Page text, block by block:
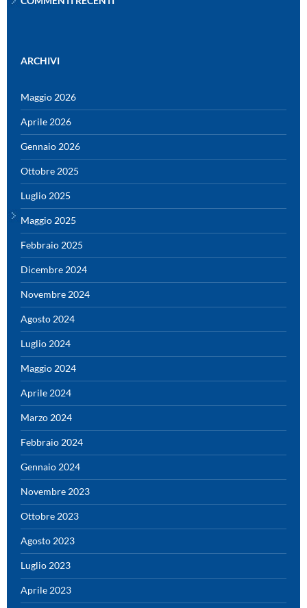
ARCHIVI
Maggio 2026
Aprile 2026
Gennaio 2026
Ottobre 2025
Luglio 2025
Maggio 2025
Febbraio 2025
Dicembre 2024
Novembre 2024
Agosto 2024
Luglio 2024
Maggio 2024
Aprile 2024
Marzo 2024
Febbraio 2024
Gennaio 2024
Novembre 2023
Ottobre 2023
Agosto 2023
Luglio 2023
Aprile 2023